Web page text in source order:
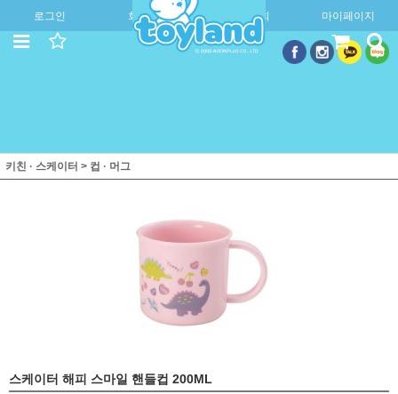
로그인 회원가입 주문조회 마이페이지
키친 · 스케이터 > 컵 · 머그
스케이터 해피 스마일 핸들컵 200ML